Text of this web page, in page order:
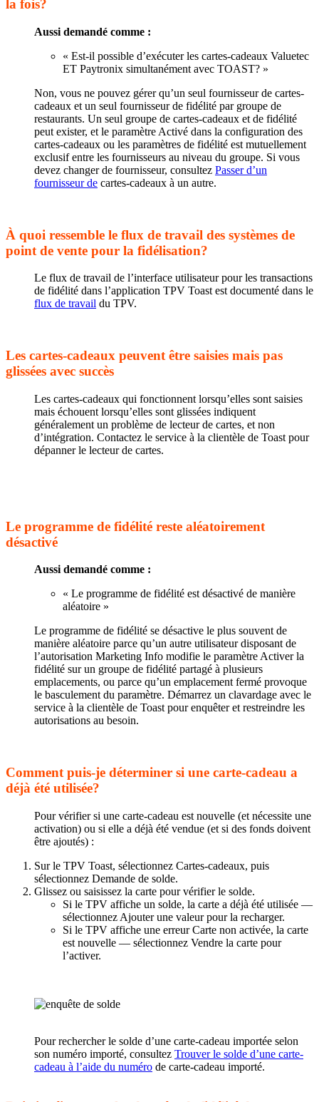
la fois?
Aussi demandé comme :
« Est-il possible d’exécuter les cartes-cadeaux Valuetec
ET Paytronix simultanément avec TOAST? »
Non, vous ne pouvez gérer qu’un seul fournisseur de cartes-
cadeaux et un seul fournisseur de fidélité par groupe de
restaurants. Un seul groupe de cartes-cadeaux et de fidélité
peut exister, et le paramètre Activé dans la configuration des
cartes-cadeaux ou les paramètres de fidélité est mutuellement
exclusif entre les fournisseurs au niveau du groupe. Si vous
devez changer de fournisseur, consultez Passer d’un
fournisseur de cartes-cadeaux à un autre.
À quoi ressemble le flux de travail des systèmes de
point de vente pour la fidélisation?
Le flux de travail de l’interface utilisateur pour les transactions
de fidélité dans l’application TPV Toast est documenté dans le
flux de travail du TPV.
Les cartes-cadeaux peuvent être saisies mais pas
glissées avec succès
Les cartes-cadeaux qui fonctionnent lorsqu’elles sont saisies
mais échouent lorsqu’elles sont glissées indiquent
généralement un problème de lecteur de cartes, et non
d’intégration. Contactez le service à la clientèle de Toast pour
dépanner le lecteur de cartes.
Le programme de fidélité reste aléatoirement
désactivé
Aussi demandé comme :
« Le programme de fidélité est désactivé de manière
aléatoire »
Le programme de fidélité se désactive le plus souvent de
manière aléatoire parce qu’un autre utilisateur disposant de
l’autorisation Marketing Info modifie le paramètre Activer la
fidélité sur un groupe de fidélité partagé à plusieurs
emplacements, ou parce qu’un emplacement fermé provoque
le basculement du paramètre. Démarrez un clavardage avec le
service à la clientèle de Toast pour enquêter et restreindre les
autorisations au besoin.
Comment puis-je déterminer si une carte-cadeau a
déjà été utilisée?
Pour vérifier si une carte-cadeau est nouvelle (et nécessite une
activation) ou si elle a déjà été vendue (et si des fonds doivent
être ajoutés) :
Sur le TPV Toast, sélectionnez Cartes-cadeaux, puis
sélectionnez Demande de solde.
Glissez ou saisissez la carte pour vérifier le solde.
Si le TPV affiche un solde, la carte a déjà été utilisée —
sélectionnez Ajouter une valeur pour la recharger.
Si le TPV affiche une erreur Carte non activée, la carte
est nouvelle — sélectionnez Vendre la carte pour
l’activer.
Pour rechercher le solde d’une carte-cadeau importée selon
son numéro importé, consultez Trouver le solde d’une carte-
cadeau à l’aide du numéro de carte-cadeau importé.